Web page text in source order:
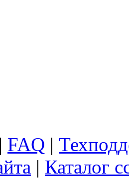
| FAQ |
| Каталог